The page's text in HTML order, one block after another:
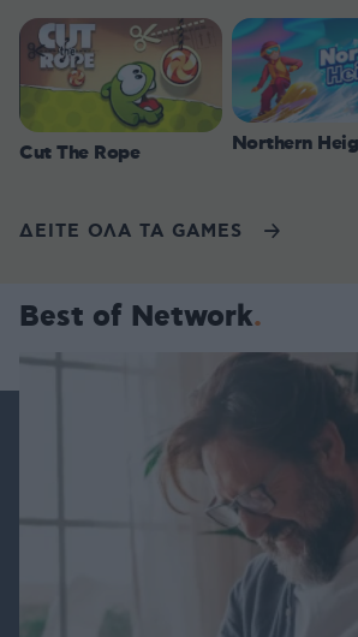
Cut The Rope Northern
ΔΕΙΤΕ ΟΛΑ ΤΑ GAMES
Best of Network